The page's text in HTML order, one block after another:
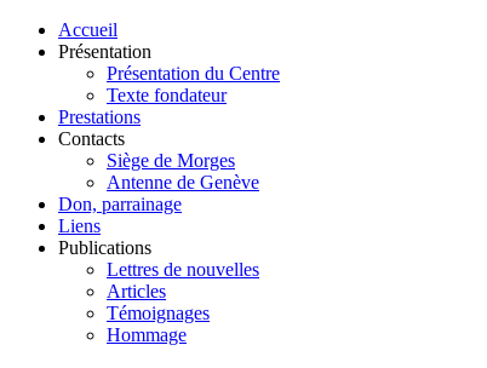
Accueil
Présentation
Présentation du Centre
Texte fondateur
Prestations
Contacts
Siège de Morges
Antenne de Genève
Don, parrainage
Liens
Publications
Lettres de nouvelles
Articles
Témoignages
Hommage